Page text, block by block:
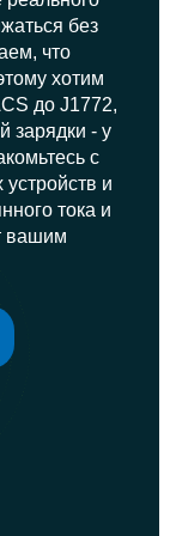
без
что
хотим
до J1772,
зарядки - у
с
и
тока и
вашим